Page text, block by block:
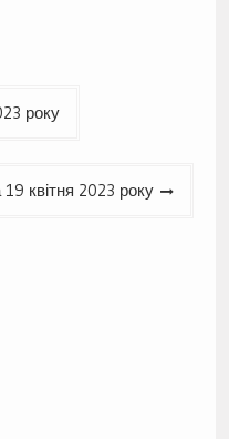
року
квітня 2023 року